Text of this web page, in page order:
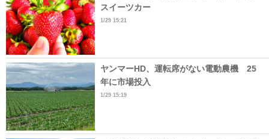
スイーツカー
1/29 15:21
ヤンマーHD、運転席がない電動農機 25
年に市場投入
1/29 15:19